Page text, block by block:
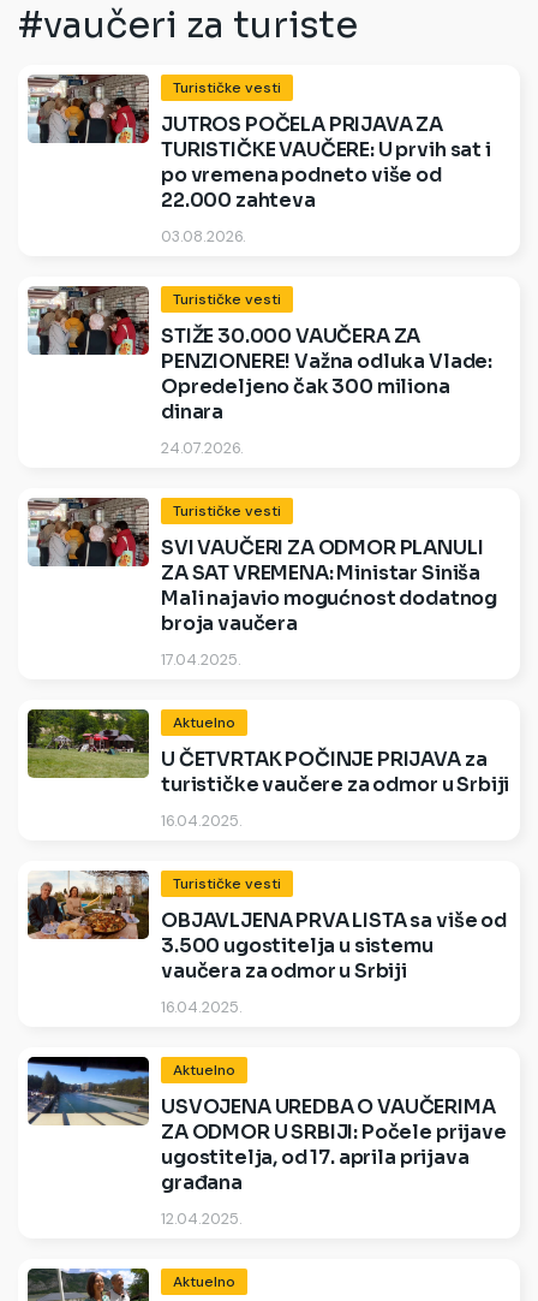
#vaučeri za turiste
Turističke vesti
JUTROS POČELA PRIJAVA ZA
TURISTIČKE VAUČERE: U prvih sat i
po vremena podneto više od
22.000 zahteva
03.08.2026.
Turističke vesti
STIŽE 30.000 VAUČERA ZA
PENZIONERE! Važna odluka Vlade:
Opredeljeno čak 300 miliona
dinara
24.07.2026.
Turističke vesti
SVI VAUČERI ZA ODMOR PLANULI
ZA SAT VREMENA: Ministar Siniša
Mali najavio mogućnost dodatnog
broja vaučera
17.04.2025.
Aktuelno
U ČETVRTAK POČINJE PRIJAVA za
turističke vaučere za odmor u Srbiji
16.04.2025.
Turističke vesti
OBJAVLJENA PRVA LISTA sa više od
3.500 ugostitelja u sistemu
vaučera za odmor u Srbiji
16.04.2025.
Aktuelno
USVOJENA UREDBA O VAUČERIMA
ZA ODMOR U SRBIJI: Počele prijave
ugostitelja, od 17. aprila prijava
građana
12.04.2025.
Aktuelno